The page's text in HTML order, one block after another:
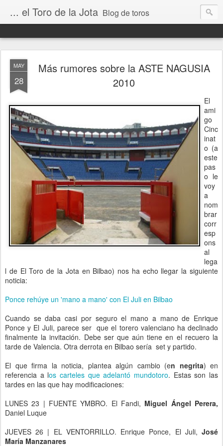
... el Toro de la Jota Blog de toros
MAY
28
Más rumores sobre la ASTE NAGUSIA
2010
El
ami
go
Cinc
inat
o (a
este
pas
o le
voy
a
nom
brar
corr
esp
ons
al
lega
l de El Toro de la Jota en Bilbao) nos ha echo llegar la siguiente
noticia:
Ponce rehúye un 'mano a mano' con El Juli en Bilbao
Cuando se daba casi por seguro el mano a mano de Enrique
Ponce y El Juli, parece ser que el torero valenciano ha declinado
finalmente la invitación. Debe ser que aún tiene en el recuero la
tarde de Valencia. Otra derrota en Bilbao sería set y partido.
El que firma la noticia, plantea algún cambio (en negrita) en
referencia a los carteles que adelantó mundotoro. Estas son las
tardes en las que hay modificaciones:
LUNES 23 | FUENTE YMBRO. El Fandi, Miguel Ángel Perera,
Daniel Luque
JUEVES 26 | EL VENTORRILLO. Enrique Ponce, El Juli, José
María Manzanares